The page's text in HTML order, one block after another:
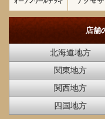
店舗
北海道地方
関東地方
関西地方
四国地方